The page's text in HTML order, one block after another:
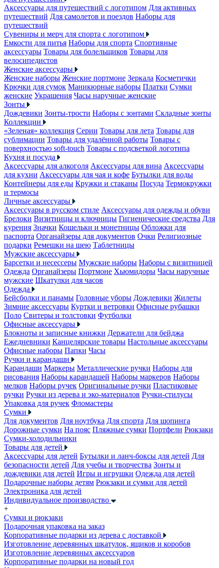
Аксессуары для путешествий с логотипом Для активных
путешествий Для самолетов и поездов Наборы для
путешествий
Сувениры и мерч для спорта с логотипом
Емкости для питья Наборы для спорта Спортивные
аксессуары Товары для болельщиков Товары для
велосипедистов
Женские аксессуары
Женские наборы Женские портмоне Зеркала Косметички
Крючки для сумок Маникюрные наборы Платки Сумки
женские Украшения Часы наручные женские
Зонты
Дождевики Зонты-трости Наборы с зонтами Складные зонты
Коллекции
«Зеленая» коллекция Серии Товары для лета Товары для
сублимации Товары для удалённой работы Товары с
поверхностью soft-touch Товары с подсветкой логотипа
Кухня и посуда
Аксессуары для алкоголя Аксессуары для вина Аксессуары
для кухни Аксессуары для чая и кофе Бутылки для воды
Контейнеры для еды Кружки и стаканы Посуда Термокружки
и термосы
Личные аксессуары
Аксессуары в русском стиле Аксессуары для одежды и обуви
Брелоки Визитницы и ключницы Гигиенические средства Для
курения Значки Кошельки и монетницы Обложки для
паспорта Органайзеры для документов Очки Религиозные
подарки Ремешки на шею Таблетницы
Мужские аксессуары
Барсетки и несессеры Мужские наборы Наборы с визитницей
Одежда Органайзеры Портмоне Хьюмидоры Часы наручные
мужские Шкатулки для часов
Одежда
Бейсболки и панамы Головные уборы Дождевики Жилеты
Зимние аксессуары Куртки и ветровки Офисные рубашки
Поло Свитеры и толстовки Футболки
Офисные аксессуары
Блокноты и записные книжки Держатели для бейджа
Ежедневники Канцелярские товары Настольные аксессуары
Офисные наборы Папки Часы
Ручки и карандаши
Карандаши Маркеры Металлические ручки Наборы для
рисования Наборы карандашей Наборы маркеров Наборы
мелков Наборы ручек Оригинальные ручки Пластиковые
ручки Ручки из дерева и эко-материалов Ручки-стилусы
Упаковка для ручек Фломастеры
Сумки
Для документов Для ноутбука Для спорта Для шопинга
Дорожные сумки На пояс Пляжные сумки Портфели Рюкзаки
Сумки-холодильники
Товары для детей
Аксессуары для детей Бутылки и ланч-боксы для детей Для
безопасности детей Для учебы и творчества Зонты и
дождевики для детей Игры и игрушки Одежда для детей
Подарочные наборы детям Рюкзаки и сумки для детей
Электроника для детей
Индивидуальное производство
+
Сумки и рюкзаки
Подарочная упаковка на заказ
Корпоративные подарки из дерева с доставкой
Изготовление деревянных шкатулок, ящиков и коробов
Изготовление деревянных аксессуаров
Корпоративные подарки на новый год